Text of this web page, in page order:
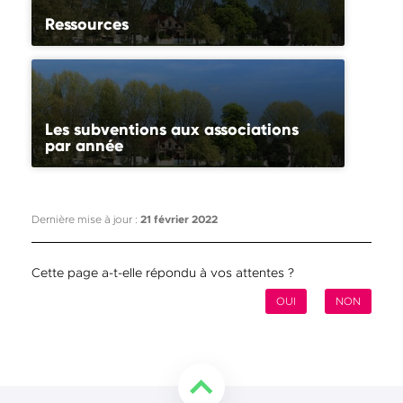
Ressources
Les subventions aux associations
par année
Dernière mise à jour : 21 février 2022
Cette page a-t-elle répondu à vos attentes ?
NON
OUI